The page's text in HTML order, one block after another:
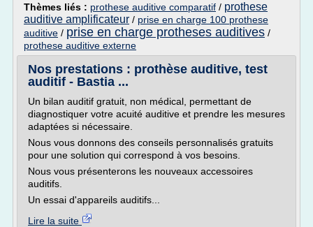
Thèmes liés : prothese auditive comparatif / prothese
auditive amplificateur / prise en charge 100 prothese
auditive / prise en charge protheses auditives /
prothese auditive externe
Nos prestations : prothèse auditive, test
auditif - Bastia ...
Un bilan auditif gratuit, non médical, permettant de
diagnostiquer votre acuité auditive et prendre les mesures
adaptées si nécessaire.
Nous vous donnons des conseils personnalisés gratuits
pour une solution qui correspond à vos besoins.
Nous vous présenterons les nouveaux accessoires
auditifs.
Un essai d'appareils auditifs...
Lire la suite